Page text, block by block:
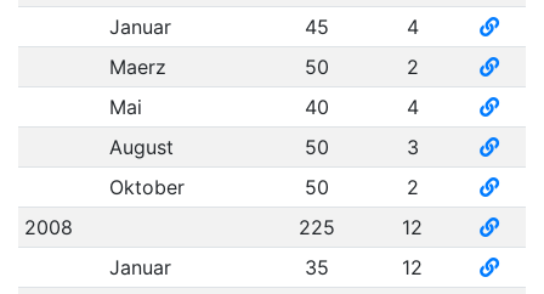
Januar
45
4
Maerz
50
2
Mai
40
4
August
50
3
Oktober
50
2
2008
225
12
Januar
35
12